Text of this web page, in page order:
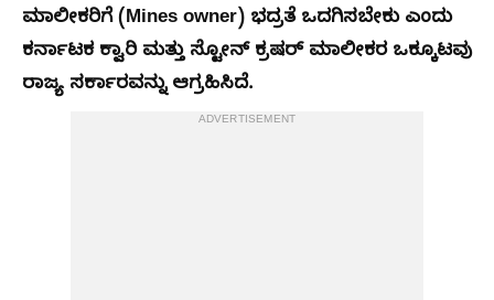
ಮಾಲೀಕರಿಗೆ (Mines owner) ಭದ್ರತೆ ಒದಗಿಸಬೇಕು ಎಂದು
ಕರ್ನಾಟಕ ಕ್ವಾರಿ ಮತ್ತು ಸ್ಟೋನ್ ಕ್ರಷರ್ ಮಾಲೀಕರ ಒಕ್ಕೂಟವು
ರಾಜ್ಯ ಸರ್ಕಾರವನ್ನು ಆಗ್ರಹಿಸಿದೆ.
ADVERTISEMENT